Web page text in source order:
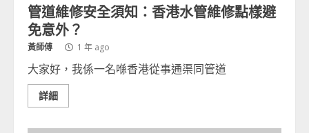
管道維修安全須知：香港水管維修點樣避
免意外？
黃師傅 1 年 ago
大家好，我係一名喺香港從事通渠同管道
詳細